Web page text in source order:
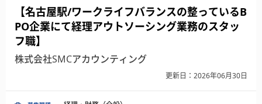
【名古屋駅/ワークライフバランスの整っているB
PO企業にて経理アウトソーシング業務のスタッ
フ職】
株式会社SMCアカウンティング
更新日：2026年06月30日